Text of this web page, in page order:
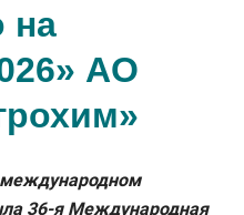
на
АО
36-я Международная